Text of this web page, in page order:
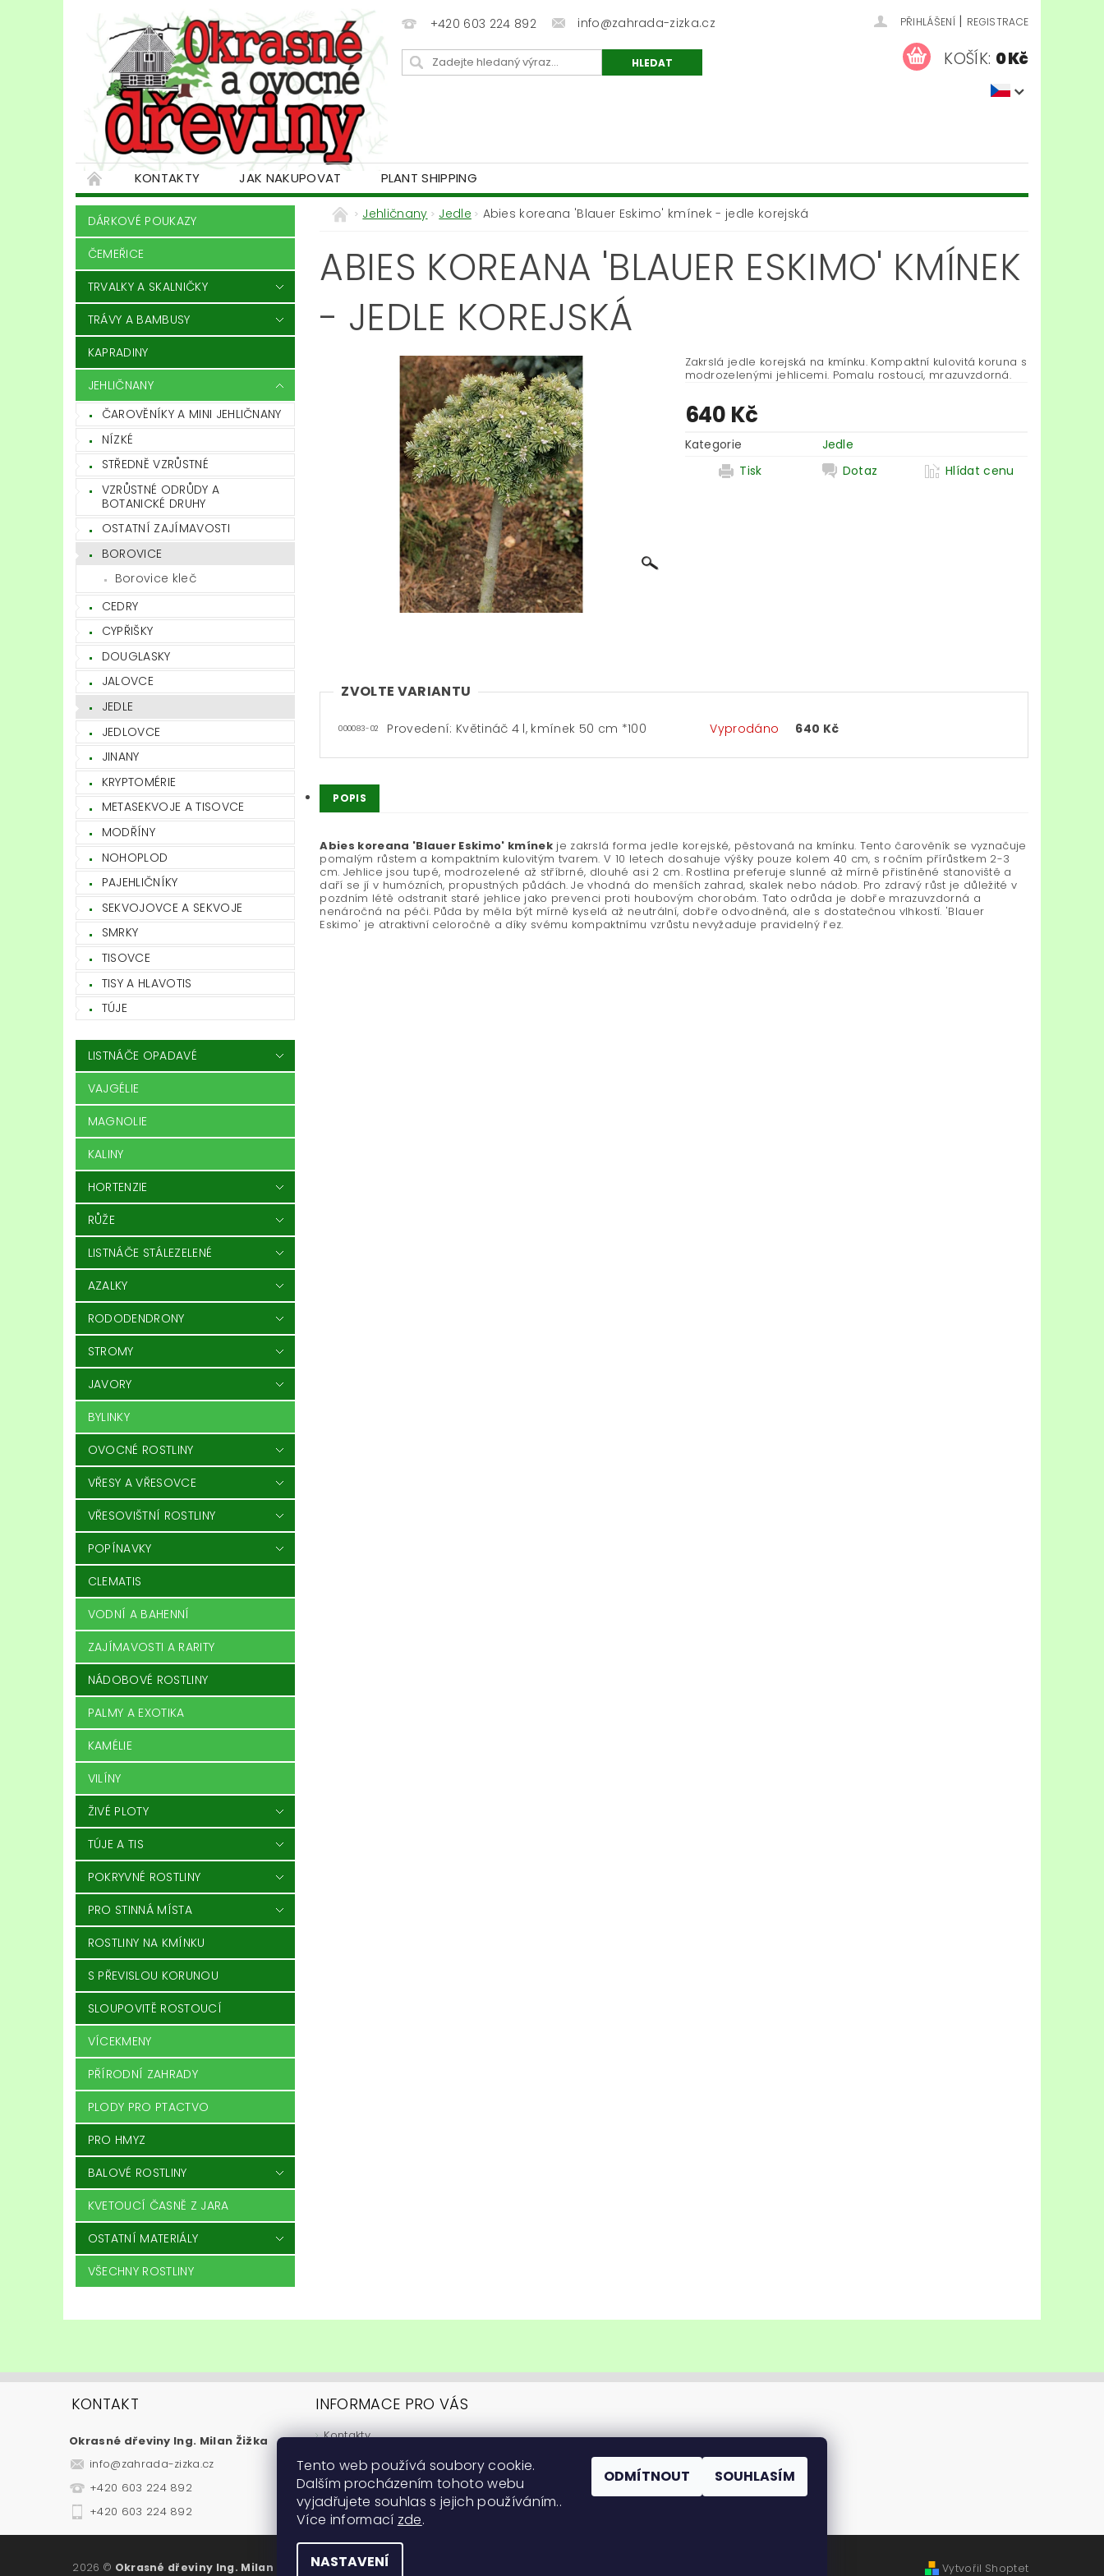
+420 603 224 892 info@zahrada-zizka.cz PŘIHLÁŠENÍ | REGISTRACE
KOŠÍK: 0 Kč
KONTAKTY JAK NAKUPOVAT PLANT SHIPPING
DÁRKOVÉ POUKAZY
ČEMEŘICE
TRVALKY A SKALNIČKY
TRÁVY A BAMBUSY
KAPRADINY
JEHLIČNANY
ČAROVĚNÍKY A MINI JEHLIČNANY
NÍZKÉ
STŘEDNĚ VZRŮSTNÉ
VZRŮSTNÉ ODRŮDY A
BOTANICKÉ DRUHY
OSTATNÍ ZAJÍMAVOSTI
BOROVICE
Borovice kleč
CEDRY
CYPŘIŠKY
DOUGLASKY
JALOVCE
JEDLE
JEDLOVCE
JINANY
KRYPTOMÉRIE
METASEKVOJE A TISOVCE
MODŘÍNY
NOHOPLOD
PAJEHLIČNÍKY
SEKVOJOVCE A SEKVOJE
SMRKY
TISOVCE
TISY A HLAVOTIS
TÚJE
LISTNÁČE OPADAVÉ
VAJGÉLIE
MAGNOLIE
KALINY
HORTENZIE
RŮŽE
LISTNÁČE STÁLEZELENÉ
AZALKY
RODODENDRONY
STROMY
JAVORY
BYLINKY
OVOCNÉ ROSTLINY
VŘESY A VŘESOVCE
VŘESOVIŠTNÍ ROSTLINY
POPÍNAVKY
CLEMATIS
VODNÍ A BAHENNÍ
ZAJÍMAVOSTI A RARITY
NÁDOBOVÉ ROSTLINY
PALMY A EXOTIKA
KAMÉLIE
VILÍNY
ŽIVÉ PLOTY
TÚJE A TIS
POKRYVNÉ ROSTLINY
PRO STINNÁ MÍSTA
ROSTLINY NA KMÍNKU
S PŘEVISLOU KORUNOU
SLOUPOVITĚ ROSTOUCÍ
VÍCEKMENY
PŘÍRODNÍ ZAHRADY
PLODY PRO PTACTVO
PRO HMYZ
BALOVÉ ROSTLINY
KVETOUCÍ ČASNĚ Z JARA
OSTATNÍ MATERIÁLY
VŠECHNY ROSTLINY
Jehličnany Jedle Abies koreana 'Blauer Eskimo' kmínek - jedle korejská
ABIES KOREANA 'BLAUER ESKIMO' KMÍNEK
- JEDLE KOREJSKÁ
Zakrslá jedle korejská na kmínku. Kompaktní kulovitá koruna s
modrozelenými jehlicemi. Pomalu rostoucí, mrazuvzdorná.
640 Kč
Kategorie
Jedle
Tisk
Dotaz Hlídat cenu
ZVOLTE VARIANTU
000083-02 Provedení: Květináč 4 l, kmínek 50 cm *100 Vyprodáno 640 Kč
POPIS
Abies koreana 'Blauer Eskimo' kmínekje zakrslá forma jedle korejské, pěstovaná na kmínku. Tento čarověník se vyznačuje
pomalým růstem a kompaktním kulovitým tvarem. V 10 letech dosahuje výšky pouze kolem 40 cm, s ročním přírůstkem 2-3
cm. Jehlice jsou tupé, modrozelené až stříbrné, dlouhé asi 2 cm. Rostlina preferuje slunné až mírně přistíněné stanoviště a
daří se jí v humózních, propustných půdách. Je vhodná do menších zahrad, skalek nebo nádob. Pro zdravý růst je důležité v
pozdním létě odstranit staré jehlice jako prevenci proti houbovým chorobám. Tato odrůda je dobře mrazuvzdorná a
nenáročná na péči. Půda by měla být mírně kyselá až neutrální, dobře odvodněná, ale s dostatečnou vlhkostí. 'Blauer
Eskimo' je atraktivní celoročně a díky svému kompaktnímu vzrůstu nevyžaduje pravidelný řez.
KONTAKT
Okrasné dřeviny Ing. Milan Žižka
info@zahrada-zizka.cz
+420 603 224 892
+420 603 224 892
INFORMACE PRO VÁS
Kontakty
Obchodní podmínky
Podmínky ochrany osobních údajů
Fytosanitární informace
Návody na pěstování
2026 © Okrasné dřeviny Ing. Milan Žižka , všechna práva vyhrazena Vytvořil Shoptet
Tento web používá soubory cookie.
Dalším procházením tohoto webu
vyjadřujete souhlas s jejich používáním..
Více informací zde.
NASTAVENÍ
ODMÍTNOUT SOUHLASÍM